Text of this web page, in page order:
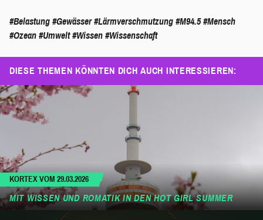
#Belastung #Gewässer #Lärmverschmutzung #M94.5 #Mensch
#Ozean #Umwelt #Wissen #Wissenschaft
DIESE THEMEN KÖNNTEN DICH AUCH INTERESSIEREN:
KORTEX VOM 29.03.2026
MIT WISSEN UND ROMATIK IN DEN HOT GIRL SUMMER